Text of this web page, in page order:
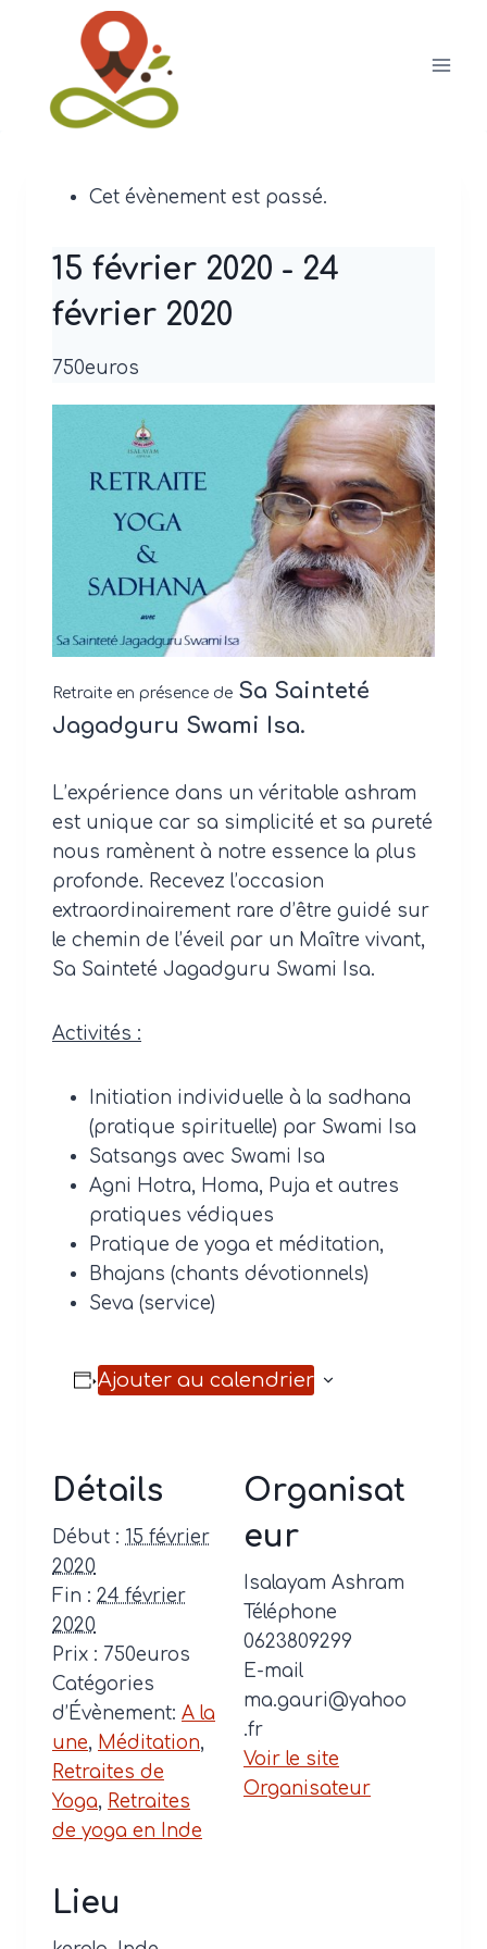
Cet évènement est passé.
15 février 2020 - 24
février 2020
750euros
Retraite en présence de Sa Sainteté
Jagadguru Swami Isa.
L’expérience dans un véritable ashram
est unique car sa simplicité et sa pureté
nous ramènent à notre essence la plus
profonde. Recevez l’occasion
extraordinairement rare d’être guidé sur
le chemin de l’éveil par un Maître vivant,
Sa Sainteté Jagadguru Swami Isa.
Activités :
Initiation individuelle à la sadhana
(pratique spirituelle) par Swami Isa
Satsangs avec Swami Isa
Agni Hotra, Homa, Puja et autres
pratiques védiques
Pratique de yoga et méditation,
Bhajans (chants dévotionnels)
Seva (service)
Ajouter au calendrier
Détails
Début : 15 février
2020
Fin : 24 février
2020
Prix : 750euros
Catégories
d’Évènement: A la
une, Méditation,
Retraites de
Yoga, Retraites
de yoga en Inde
Organisat
eur
Isalayam Ashram
Téléphone
0623809299
E-mail
ma.gauri@yahoo
.fr
Voir le site
Organisateur
Lieu